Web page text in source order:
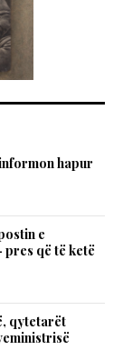
hapur
e
që të ketë
qytetarët